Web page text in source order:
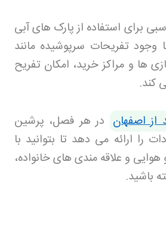
برای استفاده از پارک های آبی
وجود تفریحات سرپوشیده مانند
ها و مراکز خرید، امکان تفریح
کند.
از اصفهان در هر فصل، پرشین
را ارائه می دهد تا بتوانید با
و علاقه مندی های خانواده،
باشید.